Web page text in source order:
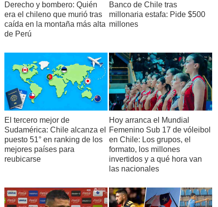
Derecho y bombero: Quién
era el chileno que murió tras
caída en la montaña más alta
de Perú
Banco de Chile tras
millonaria estafa: Pide $500
millones
El tercero mejor de
Sudamérica: Chile alcanza el
puesto 51° en ranking de los
mejores países para
reubicarse
Hoy arranca el Mundial
Femenino Sub 17 de vóleibol
en Chile: Los grupos, el
formato, los millones
invertidos y a qué hora van
las nacionales